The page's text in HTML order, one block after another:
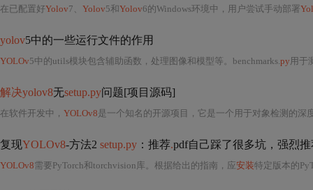
在已配置好Yolov7、 Yolov5和Yolov6的Windows环境中，用户尝试手动部署
yolov5中的一些运行文件的作用
YOLOv5中的utils模块包含辅助函数，处理图像和模型等。benchmarks.py用于
解决yolov8无setup.py问题[项目源码]
在软件开发中， YOLOv8是一个知名的开源项目，它是一个用于对象检测的深
复现YOLOv8-方法2 setup.py ：推荐.pdf自己踩了很多坑，强烈
YOLOv8需要PyTorch和torchvision库。根据给出的指南，应安装特定版本的